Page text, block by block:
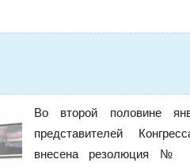
Во второй половине
представителей
внесена резолюция №